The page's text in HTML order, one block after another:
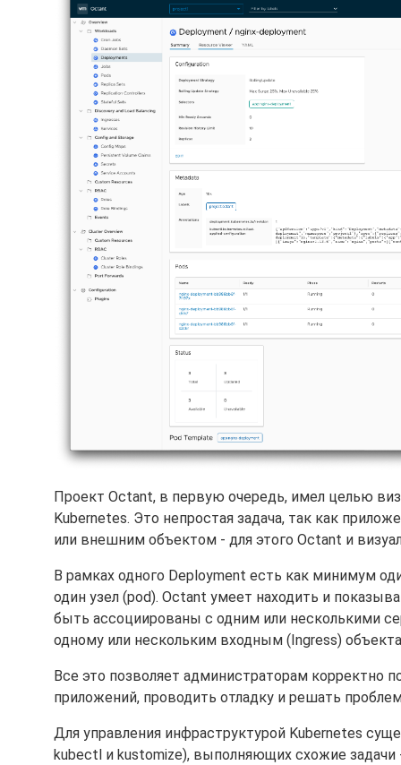
Проект Octant, в первую очередь, имел целью
Kubernetes. Это непростая задача, так как
или внешним объектом - для этого Octant и
В рамках одного Deployment есть как минимум
один узел (pod). Octant умеет находить и
быть ассоциированы с одним или несколькими
одному или нескольким входным (Ingress)
Все это позволяет администраторам корректно
приложений, проводить отладку и решать
Для управления инфраструктурой Kubernetes
kubectl и kustomize), выполняющих схожие задачи